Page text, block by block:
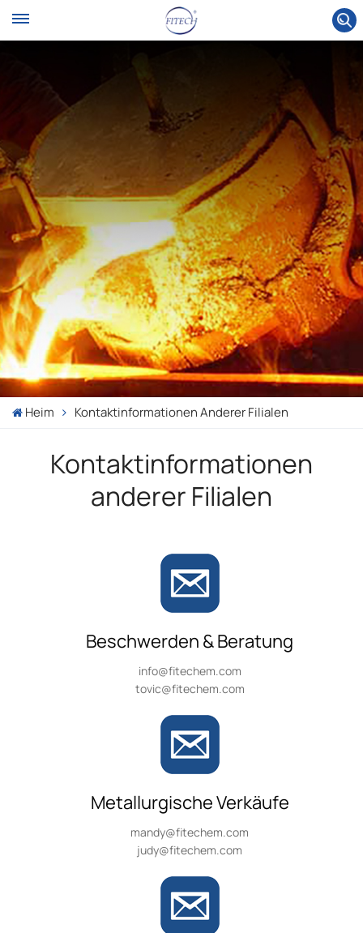
Heim Kontaktinformationen Anderer Filialen
Kontaktinformationen
anderer Filialen
Beschwerden & Beratung
info@fitechem.com
tovic@fitechem.com
Metallurgische Verkäufe
mandy@fitechem.com
judy@fitechem.com